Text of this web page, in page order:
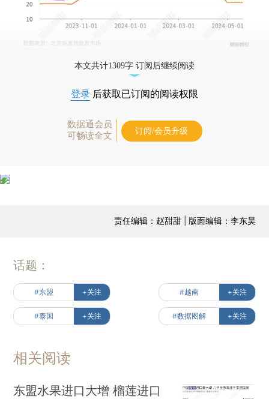
本文共计1309字 订阅后继续阅读
登录 后获取已订阅的阅读权限
数据通会员
可畅读全文
订阅/会员升级
责任编辑：赵甜甜 | 版面编辑：李东昊
话题：
#东盟 +关注 #越南 +关注
#泰国 +关注 #数据图解 +关注
相关阅读
东盟水果进口大增 榴莲进口